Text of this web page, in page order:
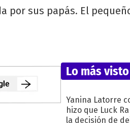
por sus papás. El
Lo más visto
Yanina Latorre
hizo que Luck
la decisión de